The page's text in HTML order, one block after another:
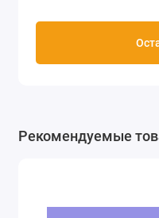
Рекомендуемые